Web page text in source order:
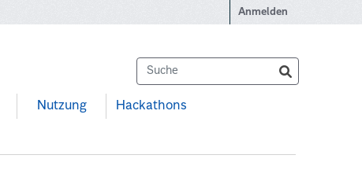
Anmelden
Nutzung Hackathons